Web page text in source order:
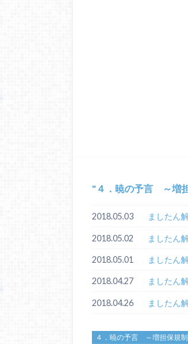
４．暁の予言 ～増
2018.05.03 ましたん
2018.05.02 ましたん
2018.05.01 ましたん
2018.04.27 ましたん
2018.04.26 ましたん
４．暁の予言 ～増担保規